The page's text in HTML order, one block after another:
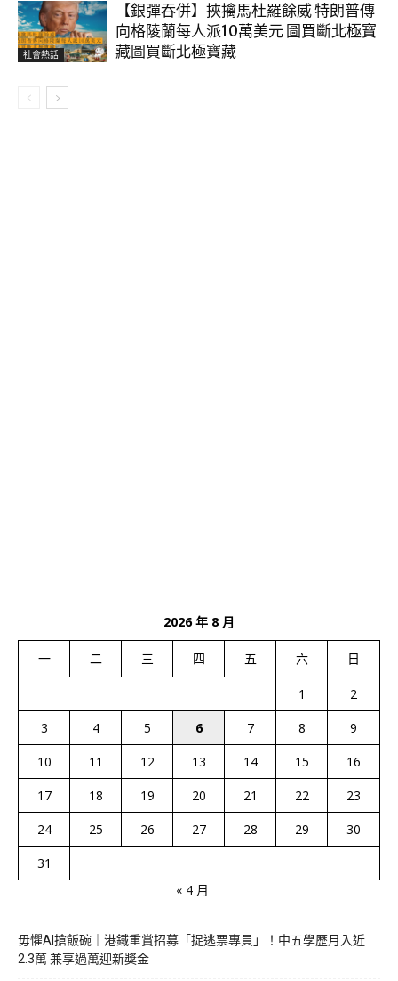
社會熱話
【銀彈吞併】挾擒馬杜羅餘威 特朗普傳
向格陵蘭每人派10萬美元 圖買斷北極寶
藏圖買斷北極寶藏
2026 年 8 月
一 二 三 四 五 六 日
1
2
3
4 5 6 7 8
9
10
11 12 13 14 15
16
17
18 19 20 21 22
23
24
25 26 27 28 29
30
31
« 4 月
毋懼AI搶飯碗｜港鐵重賞招募「捉逃票專員」！中五學歷月入近
2.3萬 兼享過萬迎新獎金